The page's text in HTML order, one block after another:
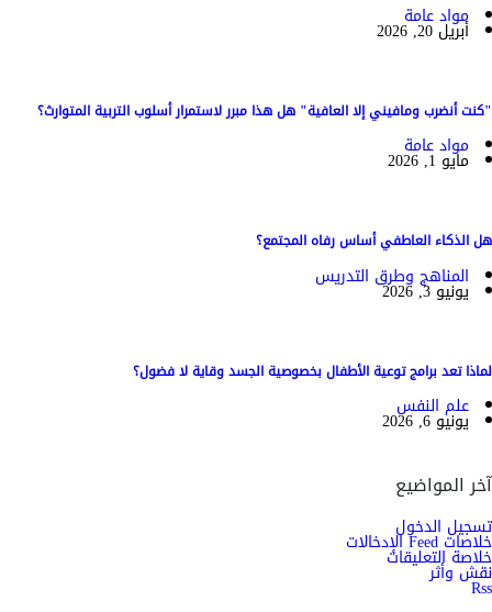
مواد عامة
أبريل 20, 2026
"كنت أنضرب ومافيني إلا العافية" هل هذا مبرر لاستمرار أسلوب التربية المتوارث؟
مواد عامة
مايو 1, 2026
هل الذكاء العاطفي أساس رفاه المجتمع؟
المناهج وطرق التدريس
يونيو 3, 2026
لماذا تعد برامج توعية الأطفال بخصوصية الجسد وقاية لا فضول؟
علم النفس
يونيو 6, 2026
آخر المواضيع
تسجيل الدخول
خلاصات Feed الإدخالات
خلاصة التعليقات
نقش وأثر
Rss